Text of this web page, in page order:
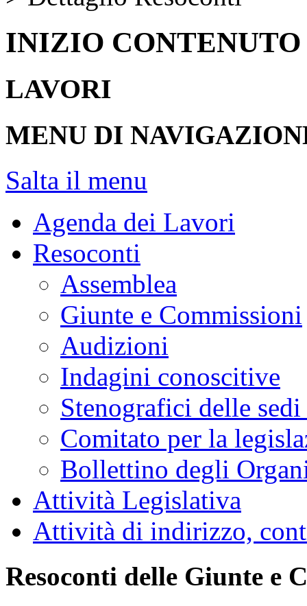
INIZIO CONTENUTO
LAVORI
MENU DI
Salta il menu
Agenda dei Lavori
Resoconti
Assemblea
Giunte e Commissioni
Audizioni
Indagini conoscitive
Stenografici delle
Comitato per la
Bollettino degli
Attività Legislativa
Attività di indirizzo,
Resoconti delle Giunte e